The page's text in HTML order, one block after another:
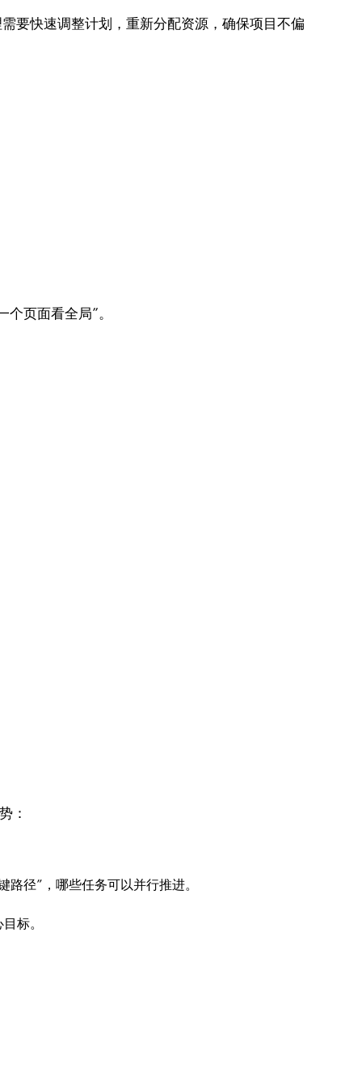
要快速调整计划，重新分配资源，确保项目不偏
页面看全局”。
：
径”，哪些任务可以并行推进。
标。